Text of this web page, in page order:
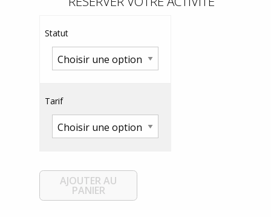
Statut
Tarif
AJOUTER AU
PANIER